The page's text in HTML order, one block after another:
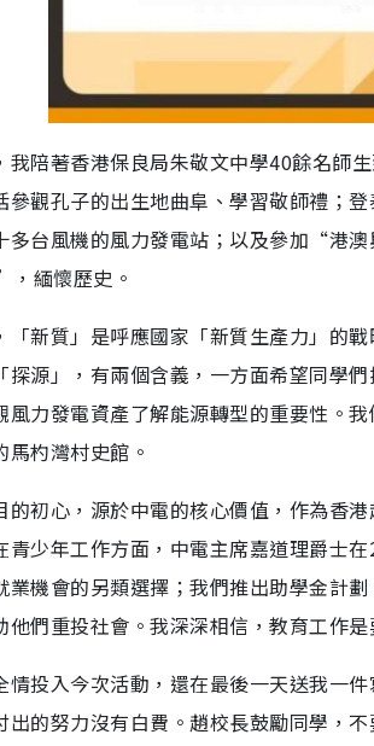
我陪著香港保良局朱敬文中學40餘名師
參觀孔子的出生地曲阜、學習敬師禮；
多台風機的風力發電站；以及參加“港
緬懷歷史。
「新質」是呼應國家「新質生產力」的
探源」，有兩個含義，一方面希望同學
風力發電資產了解能源轉型的重要性。
馬杓灣村史館。
的初心，源於中電的核心價值，作為香
青少年工作方面，中電主席嘉道理爵士
業機會的另類選擇；我們推出助學金計
他們重投社會。我深深相信，教育工作
情投入今次活動，還在最後一天送我一
出的努力沒有白費。趙校長鼓勵同學，